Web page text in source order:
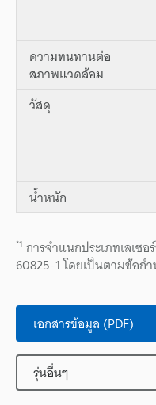
ความทนทานต่อ
สภาพแวดล้อม
วัสดุ
น้ำหนัก
*1 การจำแนกประเภทเลเซ
60825-1 โดยเป็นตามข้อก
เอกสารข้อมูล (PDF)
รุ่นอื่นๆ